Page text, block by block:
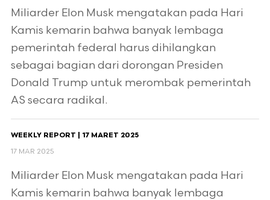
Miliarder Elon Musk mengatakan pada Hari
Kamis kemarin bahwa banyak lembaga
pemerintah federal harus dihilangkan
sebagai bagian dari dorongan Presiden
Donald Trump untuk merombak pemerintah
AS secara radikal.
WEEKLY REPORT | 17 MARET 2025
17 MAR 2025
Miliarder Elon Musk mengatakan pada Hari
Kamis kemarin bahwa banyak lembaga